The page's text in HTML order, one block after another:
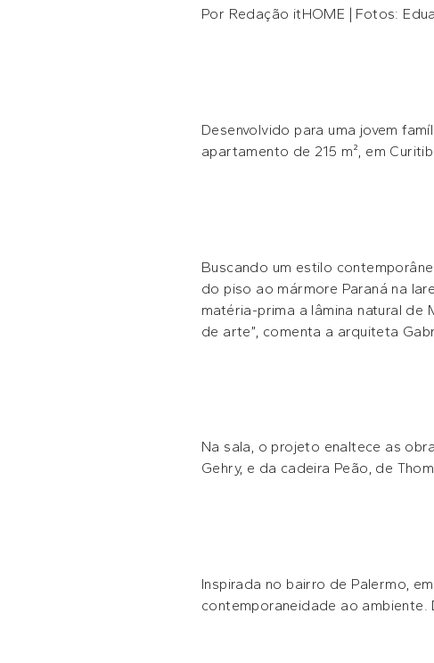
Por Redação itHOME | Fotos:
Desenvolvido para uma jovem
apartamento de 215 m², em
Buscando um estilo
do piso ao mármore Paraná na
matéria-prima a lâmina natural de
de arte”, comenta a arquiteta
Na sala, o projeto enaltece as
Gehry, e da cadeira Peão, de
Inspirada no bairro de Palermo,
contemporaneidade ao ambiente.